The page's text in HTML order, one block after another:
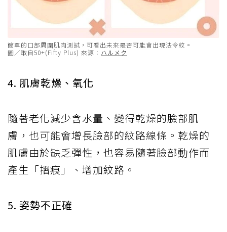
簡單的口部周圍肌肉測試，可看出未來是否可能會出現法令紋。
圖／取自50+(Fifty Plus) 來源： ハルメク
4. 肌膚乾燥、氧化
隨著老化減少含水量、變得乾燥的臉部肌
膚，也可能會增長臉部的紋路線條。乾燥的
肌膚由於缺乏彈性，也容易隨著臉部動作而
產生「摺痕」、增加紋路。
5. 姿勢不正確